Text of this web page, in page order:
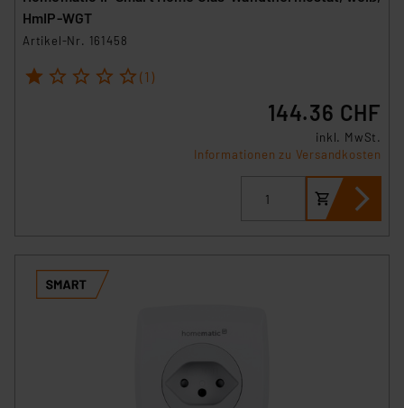
Impressum| Datenschutzerklärung
HmIP-WGT
Artikel-Nr. 161458
1 2 3 4 5 (1)
144.36 CHF
inkl. MwSt.
Informationen zu Versandkosten